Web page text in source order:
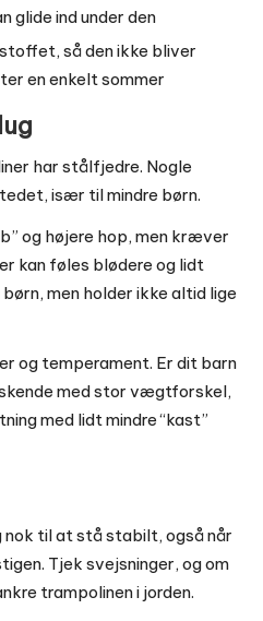
glide ind under den
så den ikke bliver
en enkelt sommer
har stålfjedre. Nogle
især til mindre børn.
og højere hop, men kræver
kan føles blødere og lidt
men holder ikke altid lige
og temperament. Er dit barn
med stor vægtforskel,
med lidt mindre “kast”
til at stå stabilt, også når
Tjek svejsninger, og om
trampolinen i jorden.